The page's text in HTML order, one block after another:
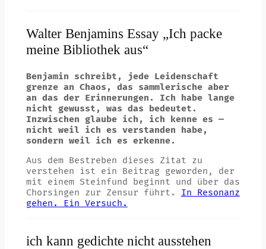
Walter Benjamins Essay „Ich packe
meine Bibliothek aus“
Benjamin schreibt, jede Leidenschaft
grenze an Chaos, das sammlerische aber
an das der Erinnerungen. Ich habe lange
nicht gewusst, was das bedeutet.
Inzwischen glaube ich, ich kenne es —
nicht weil ich es verstanden habe,
sondern weil ich es erkenne.
Aus dem Bestreben dieses Zitat zu
verstehen ist ein Beitrag geworden, der
mit einem Steinfund beginnt und über das
Chorsingen zur Zensur führt. In Resonanz
gehen. Ein Versuch.
ich kann gedichte nicht ausstehen